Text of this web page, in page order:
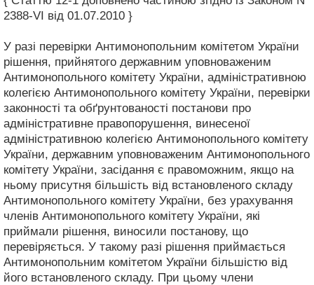
2388-VI від 01.07.2010 }
У разі перевірки Антимонопольним комітетом України
рішення, прийнятого державним уповноваженим
Антимонопольного комітету України, адміністративною
колегією Антимонопольного комітету України, перевірки
законності та обґрунтованості постанови про
адміністративне правопорушення, винесеної
адміністративною колегією Антимонопольного комітету
України, державним уповноваженим Антимонопольного
комітету України, засідання є правоможним, якщо на
ньому присутня більшість від встановленого складу
Антимонопольного комітету України, без урахування
членів Антимонопольного комітету України, які
приймали рішення, виносили постанову, що
перевіряється. У такому разі рішення приймається
Антимонопольним комітетом України більшістю від
його встановленого складу. При цьому члени